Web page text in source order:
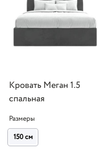
Кровать Меган 1.5
спальная
Размеры
150 см